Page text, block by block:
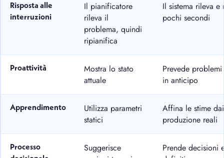
Risposta alle
interruzioni
Il pianificatore
rileva il
problema, quindi
ripianifica
Il sistema rileva e
pochi secondi
Proattività
Mostra lo stato
attuale
Prevede
in anticipo
Apprendimento
Utilizza parametri
statici
Affina le stime
produzione reali
Processo
Suggerisce
Prende decisioni